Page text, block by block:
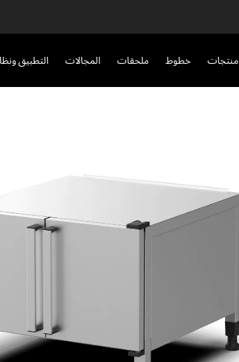
منتجات خطوط ملحقات المجالات التطبيق